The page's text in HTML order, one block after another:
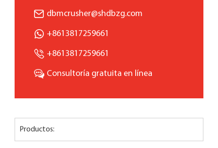
dbmcrusher@shdbzg.com
+8613817259661
+8613817259661
Consultoría gratuita en línea
Productos: